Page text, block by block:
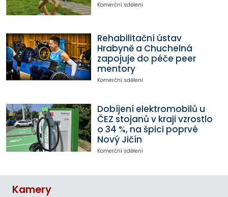
Komerční sdělení
Rehabilitační ústav
Hrabyně a Chuchelná
zapojuje do péče peer
mentory
Komerční sdělení
Dobíjení elektromobilů u
ČEZ stojanů v kraji vzrostlo
o 34 %, na špici poprvé
Nový Jičín
Komerční sdělení
Kamery